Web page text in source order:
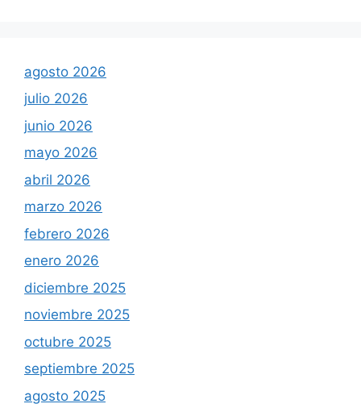
agosto 2026
julio 2026
junio 2026
mayo 2026
abril 2026
marzo 2026
febrero 2026
enero 2026
diciembre 2025
noviembre 2025
octubre 2025
septiembre 2025
agosto 2025